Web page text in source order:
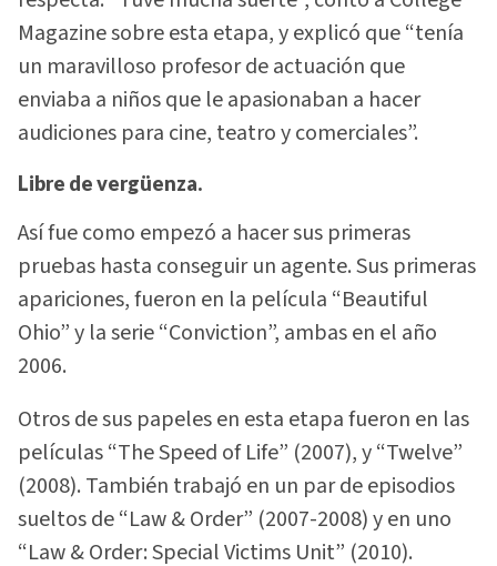
Magazine sobre esta etapa, y explicó que “tenía
un maravilloso profesor de actuación que
enviaba a niños que le apasionaban a hacer
audiciones para cine, teatro y comerciales”.
Libre de vergüenza.
Así fue como empezó a hacer sus primeras
pruebas hasta conseguir un agente. Sus primeras
apariciones, fueron en la película “Beautiful
Ohio” y la serie “Conviction”, ambas en el año
2006.
Otros de sus papeles en esta etapa fueron en las
películas “The Speed of Life” (2007), y “Twelve”
(2008). También trabajó en un par de episodios
sueltos de “Law & Order” (2007-2008) y en uno
“Law & Order: Special Victims Unit” (2010).